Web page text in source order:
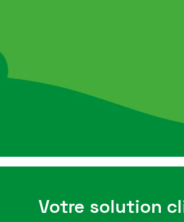
Votre solution